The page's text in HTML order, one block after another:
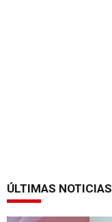
ÚLTIMAS NOTICIAS